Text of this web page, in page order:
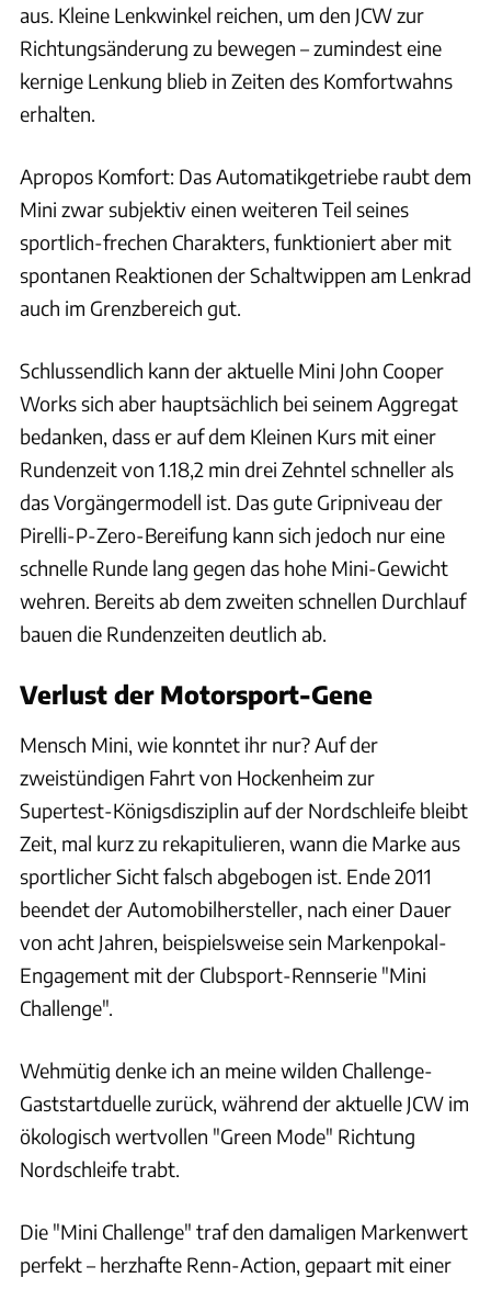
aus. Kleine Lenkwinkel reichen, um den JCW zur
Richtungsänderung zu bewegen – zumindest eine
kernige Lenkung blieb in Zeiten des Komfortwahns
erhalten.
Apropos Komfort: Das Automatikgetriebe raubt dem
Mini zwar subjektiv einen weiteren Teil seines
sportlich-frechen Charakters, funktioniert aber mit
spontanen Reaktionen der Schaltwippen am Lenkrad
auch im Grenzbereich gut.
Schlussendlich kann der aktuelle Mini John Cooper
Works sich aber hauptsächlich bei seinem Aggregat
bedanken, dass er auf dem Kleinen Kurs mit einer
Rundenzeit von 1.18,2 min drei Zehntel schneller als
das Vorgängermodell ist. Das gute Gripniveau der
Pirelli-P-Zero-Bereifung kann sich jedoch nur eine
schnelle Runde lang gegen das hohe Mini-Gewicht
wehren. Bereits ab dem zweiten schnellen Durchlauf
bauen die Rundenzeiten deutlich ab.
Verlust der Motorsport-Gene
Mensch Mini, wie konntet ihr nur? Auf der
zweistündigen Fahrt von Hockenheim zur
Supertest-Königsdisziplin auf der Nordschleife bleibt
Zeit, mal kurz zu rekapitulieren, wann die Marke aus
sportlicher Sicht falsch abgebogen ist. Ende 2011
beendet der Automobilhersteller, nach einer Dauer
von acht Jahren, beispielsweise sein Markenpokal-
Engagement mit der Clubsport-Rennserie "Mini
Challenge".
Wehmütig denke ich an meine wilden Challenge-
Gaststartduelle zurück, während der aktuelle JCW im
ökologisch wertvollen "Green Mode" Richtung
Nordschleife trabt.
Die "Mini Challenge" traf den damaligen Markenwert
perfekt – herzhafte Renn-Action, gepaart mit einer